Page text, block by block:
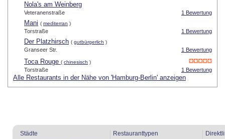
Nola's am Weinberg
1 Bewertung
Veteranenstraße
Mani ( mediterran )
1 Bewertung
Torstraße
Der Platzhirsch ( gutbürgerlich )
1 Bewertung
Granseer Str.
Toca Rouge ( chinesisch )
1 Bewertung
Torstraße
Alle Restaurants in der Nähe von 'Hamburg-Berlin' anzeigen
Städte
Restauranttypen